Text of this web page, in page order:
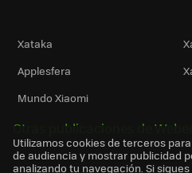
Xataka
Applesfera
Mundo Xiaomi
Otras publicaciones de
Utilizamos cookies de terceros
de audiencia y mostrar publicidad
analizando tu navegación. Si